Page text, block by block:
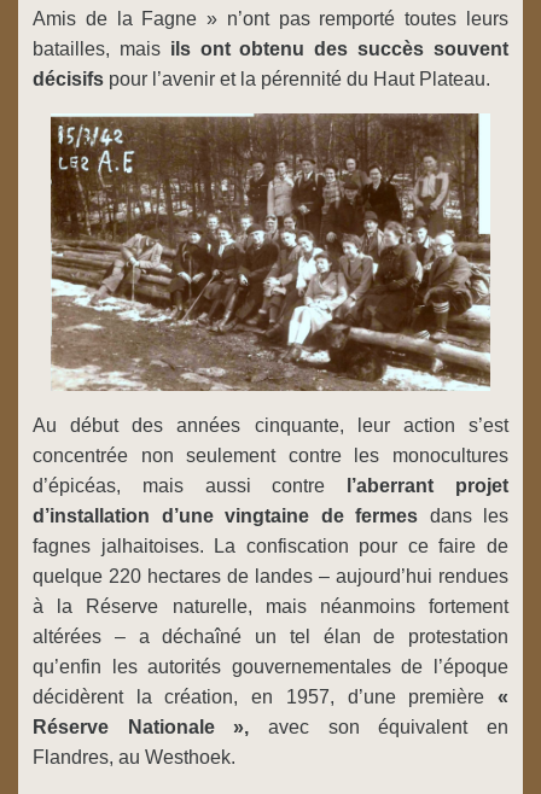
Amis de la Fagne » n’ont pas remporté toutes leurs
batailles, mais ils ont obtenu des succès souvent
décisifs pour l’avenir et la pérennité du Haut Plateau.
Au début des années cinquante, leur action s’est
concentrée non seulement contre les monocultures
d’épicéas, mais aussi contre
l’aberrant projet
d’installation d’une vingtaine de fermes dans les
fagnes jalhaitoises. La confiscation pour ce faire de
quelque 220 hectares de landes – aujourd’hui rendues
à la Réserve naturelle, mais néanmoins fortement
altérées – a déchaîné un tel élan de protestation
qu’enfin les autorités gouvernementales de l’époque
décidèrent la création, en 1957, d’une première «
Réserve Nationale », avec son équivalent en
Flandres, au Westhoek.